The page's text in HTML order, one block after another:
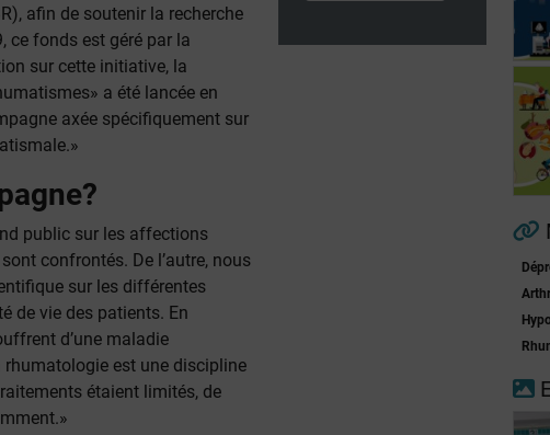
afin de soutenir la recherche
ce fonds est géré par la
sur cette initiative, la
a été lancée en
axée spécifiquement sur
public sur les affections
confrontés. De l’autre, nous
sur les différentes
de vie des patients. En
d’une maladie
est une discipline
étaient limités, de